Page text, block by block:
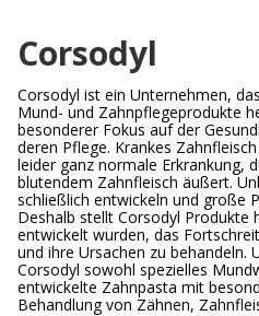
Corsodyl
Corsodyl ist ein Unternehmen,
Mund- und Zahnpflegeprodukte
besonderer Fokus auf der
deren Pflege. Krankes
leider ganz normale Erkrankung,
blutendem Zahnfleisch äußert.
schließlich entwickeln und große
Deshalb stellt Corsodyl Produkte
entwickelt wurden, das
und ihre Ursachen zu behandeln.
Corsodyl sowohl spezielles
entwickelte Zahnpasta mit
Behandlung von Zähnen,